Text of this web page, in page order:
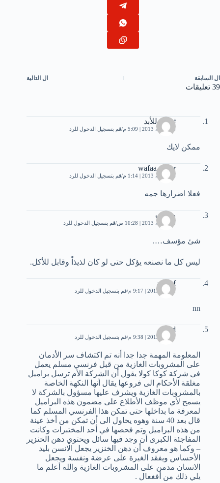
ال السابقة ال التالية
39 تعليقات
ثقافة للأبد
25 أبريل، 2013 | 5:09 م قم بتسجيل الدخول للرد
ممكن لايك
wafaa mizar
26 أبريل، 2013 | 1:14 م قم بتسجيل الدخول للرد
فعلا اضرارها جمه
صهيب
30 أبريل، 2013 | 10:28 ص قم بتسجيل الدخول للرد
شئ مؤسف….
ليس كل ما نصنعه يؤكل حتى لو كان لذيذاً وقابل للأكل.
ashraf
1 مايو، 2013 | 9:17 م قم بتسجيل الدخول للرد
nn
Abed
1 مايو، 2013 | 9:38 م قم بتسجيل الدخول للرد
المعلومة المهمة جدا جدا أنه تم اكتشاف سر الأدمان
على المشروبات الغازية من قبل فرنسي مسلم يعمل
في شركة كوكا كولا يقول أن الشركة الأم ترسل براميل
مغلقة الأحكام الى فروعها يقال أنها النكهة الخاصة
بالمشروبات الغازية ويشرف عليها مسؤول بالشركة لا
يسمح لأي موظف الأطلاع على مضمون هذه البراميل
لمعرفة ما بداخلها حتى تمكن هذا الفرنسي المسلم كما
قال بعد 40 سنة وهوه يحاول الى أن تمكن من أخذ عينة
من هذه البراميل وتم فحصها في أحد المختبرات وكانت
المفاجئة الكبرى أن وجد فيها سائل ويحتوي دهن الخنزير
– وكما هو معروف أن دهن الخنزير يجعل الانسن بليد
الأحساس ويفقد الغيرة على عرضة ونفسة ويجعل
الانسان مدمن على المشروبات الغازية والله أعلم ما
يلي ذلك من أفغعال .